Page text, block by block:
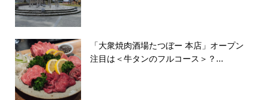
「大衆焼肉酒場たつぼー 本店」オープン
注目は＜牛タンのフルコース＞？...